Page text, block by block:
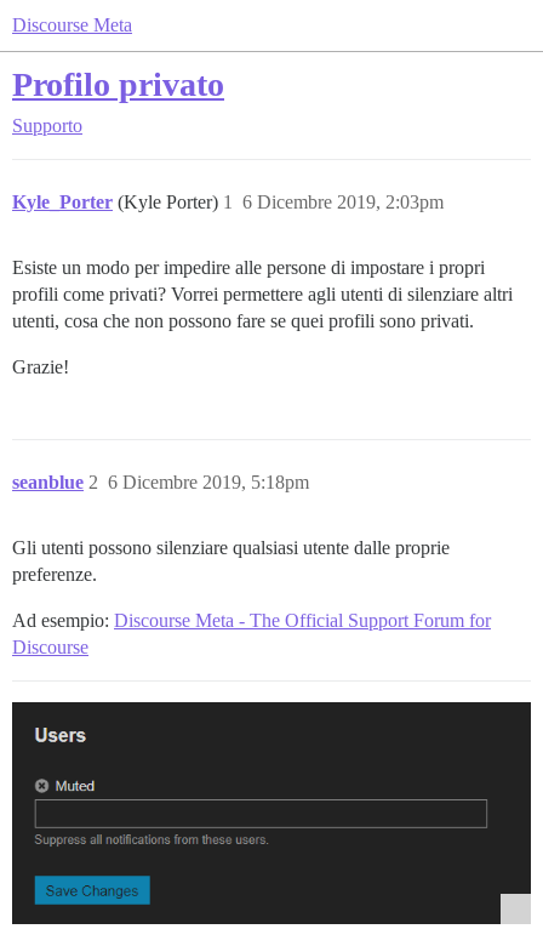
Discourse Meta
Profilo privato
Supporto
Kyle_Porter (Kyle Porter) 6 Dicembre 2019, 2:03pm
1
Esiste un modo per impedire alle persone di impostare i propri
profili come privati? Vorrei permettere agli utenti di silenziare altri
utenti, cosa che non possono fare se quei profili sono privati.
Grazie!
seanblue 6 Dicembre 2019, 5:18pm
2
Gli utenti possono silenziare qualsiasi utente dalle proprie
preferenze.
Ad esempio: Discourse Meta - The Official Support Forum for
Discourse